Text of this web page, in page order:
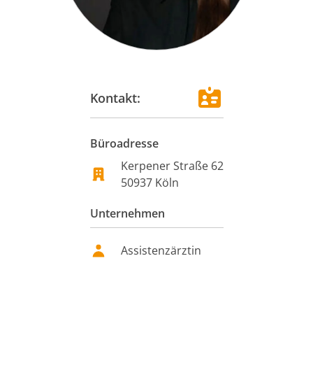
Kontakt:
Büroadresse
Kerpener Straße 62
50937 Köln
Unternehmen
Assistenzärztin